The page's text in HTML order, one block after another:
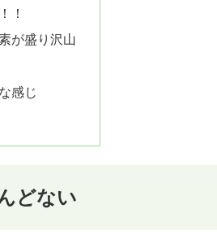
！
が盛り沢山
感じ
どない